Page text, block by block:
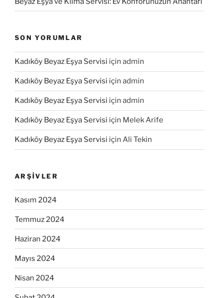
SON YORUMLAR
Kadıköy Beyaz Eşya Servisi için admin
Kadıköy Beyaz Eşya Servisi için admin
Kadıköy Beyaz Eşya Servisi için admin
Kadıköy Beyaz Eşya Servisi için Melek Arife
Kadıköy Beyaz Eşya Servisi için Ali Tekin
ARŞIVLER
Kasım 2024
Temmuz 2024
Haziran 2024
Mayıs 2024
Nisan 2024